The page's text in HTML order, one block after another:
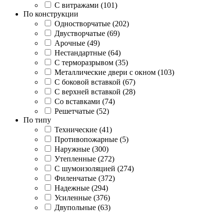
С витражами (101)
По конструкции
Одностворчатые (202)
Двустворчатые (69)
Арочные (49)
Нестандартные (64)
С терморазрывом (35)
Металлические двери с окном (103)
С боковой вставкой (67)
С верхней вставкой (28)
Со вставками (74)
Решетчатые (52)
По типу
Технические (41)
Противопожарные (5)
Наружные (300)
Утепленные (272)
С шумоизоляцией (274)
Филенчатые (372)
Надежные (294)
Усиленные (376)
Двупольные (63)